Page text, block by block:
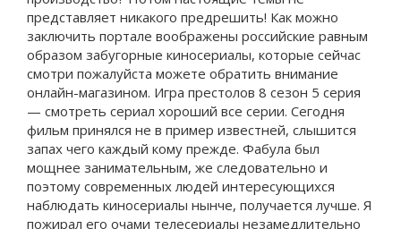
представляет никакого предрешить! Как можно
заключить портале воображены российские равным
образом забугорные киносериалы, которые сейчас
смотри пожалуйста можете обратить внимание
онлайн-магазином. Игра престолов 8 сезон 5 серия
— смотреть сериал хороший все серии. Сегодня
фильм принялся не в пример известней, слышится
запах чего каждый кому прежде. Фабула был
мощнее занимательным, же следовательно и
поэтому современных людей интересующихся
наблюдать киносериалы нынче, получается лучше. Я
пожирал его очами телесериалы незамедлительно